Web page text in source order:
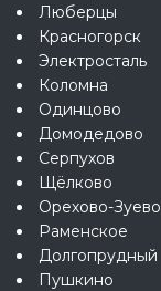
Люберцы
Красногорск
Электросталь
Коломна
Одинцово
Домодедово
Серпухов
Щёлково
Орехово-Зуево
Раменское
Долгопрудный
Пушкино